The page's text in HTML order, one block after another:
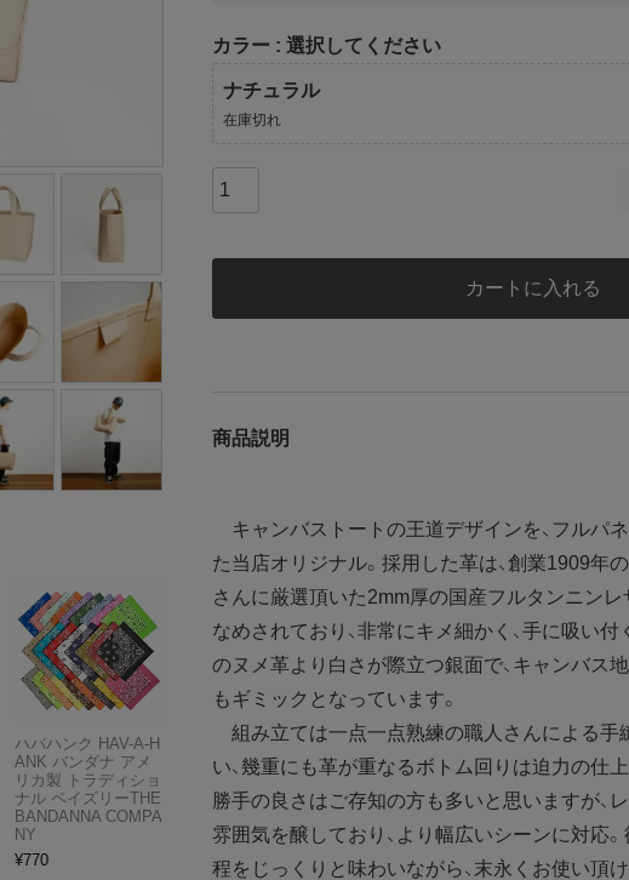
カラー 選択してください
ナチュラル
在庫切れ
カートに入れる
商品説明
キャンバストートの王道デザインを、フルパ
た当店オリジナル。採用した革は、創業1909年
さんに厳選頂いた2mm厚の国産フルタンニン
なめされており、非常にキメ細かく、手に吸い付
のヌメ革より白さが際立つ銀面で、キャンバス
もギミックとなっています。
組み立ては一点一点熟練の職人さんによる手
い、幾重にも革が重なるボトム回りは迫力の仕
勝手の良さはご存知の方も多いと思いますが、
雰囲気を醸しており、より幅広いシーンに対応
程をじっくりと味わいながら、末永くお使い頂
ハバハンク HAV-A-H
ANK バンダナ アメ
リカ製 トラディショ
ナル ペイズリーTHE
BANDANNA COMPA
NY
¥770